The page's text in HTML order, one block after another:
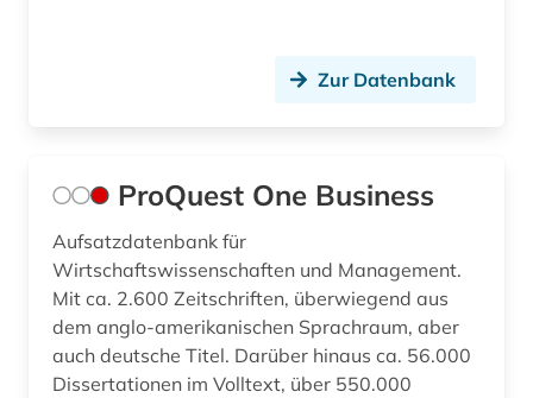
Zur Datenbank
ProQuest One Business
Aufsatzdatenbank für
Wirtschaftswissenschaften und Management.
Mit ca. 2.600 Zeitschriften, überwiegend aus
dem anglo-amerikanischen Sprachraum, aber
auch deutsche Titel. Darüber hinaus ca. 56.000
Dissertationen im Volltext, über 550.000